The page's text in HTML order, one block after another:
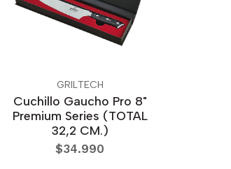
GRILTECH
Cuchillo Gaucho Pro 8"
Premium Series (TOTAL
32,2 CM.)
$34.990